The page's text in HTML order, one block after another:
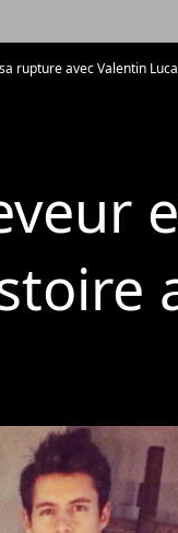
rupture avec Valentin